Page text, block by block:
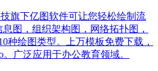
旗下亿图软件可让您轻松绘制流
图，组织架构图，网络拓扑图，
种绘图类型。上万模板免费下载，
广泛应用于办公教育领域。